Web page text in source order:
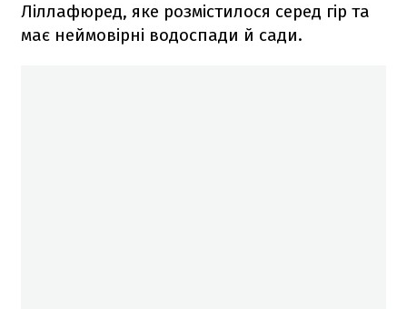
Ліллафюред, яке розмістилося серед гір та
має неймовірні водоспади й сади.